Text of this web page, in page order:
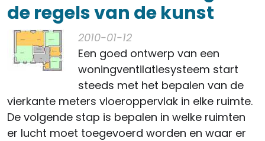
de regels van de kunst
2010-01-12
Een goed ontwerp van een
woningventilatiesysteem start
steeds met het bepalen van de
vierkante meters vloeroppervlak in elke ruimte.
De volgende stap is bepalen in welke ruimten
er lucht moet toegevoerd worden en waar er